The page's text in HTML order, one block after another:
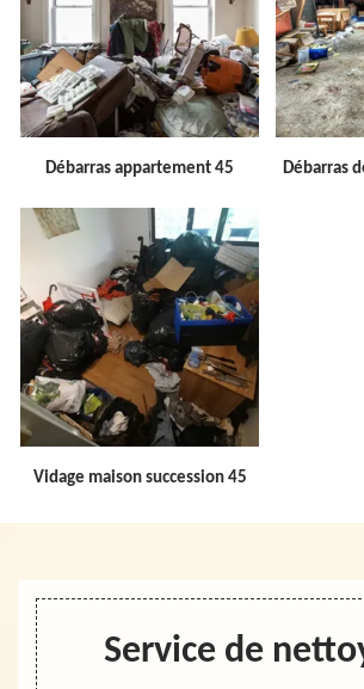
Débarras appartement 45 Débarras
Vidage maison succession 45
Service de